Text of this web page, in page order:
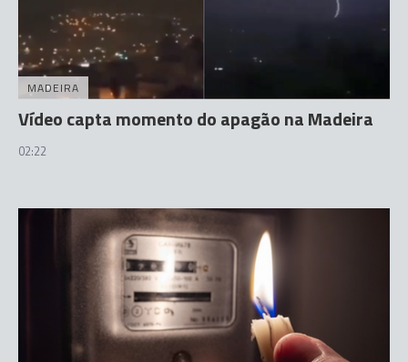
MADEIRA
Vídeo capta momento do apagão na Madeira
02:22